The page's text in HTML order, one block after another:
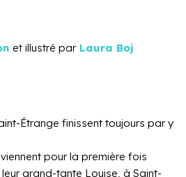
et illustré parLaura Boj
Étrange finissent toujours par y
pour la première fois
grand-tante Louise, à Saint-